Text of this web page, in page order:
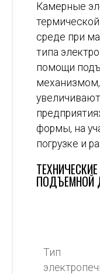
Камерные
среде при
типа
помощи
механизмом,
формы, на
погрузке и
ПОДЪЕМНОЙ
Тип